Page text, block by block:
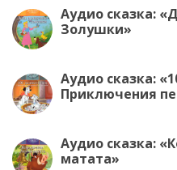
Аудио сказка:
Золушки»
Аудио сказка:
Приключения
Аудио сказка:
матата»